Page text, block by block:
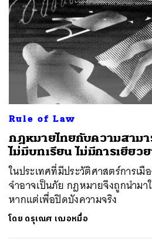
Rule of Law
กฎหมายไทยกับความสาม
ไม่มีบทเรียน ไม่มีการเยียว
ในประเทศที่มีประวัติศาสตร์การเมื
จำอาจเป็นภัย กฎหมายจึงถูกนำมา
หากแต่เพื่อปิดบังความจริง
โดย ดรุเณศ เฌอหมื่อ